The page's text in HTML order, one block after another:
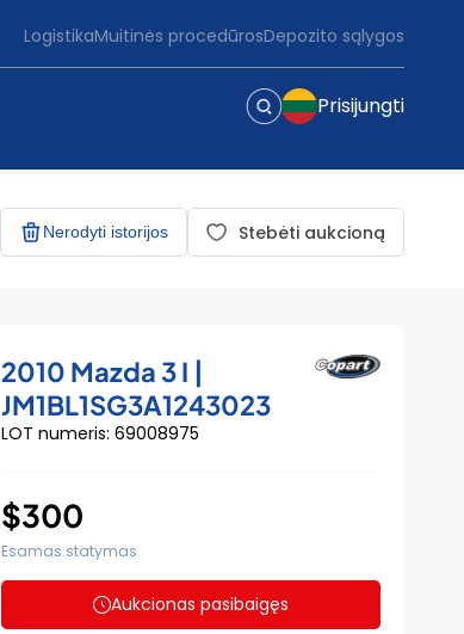
LogistikaMuitinės procedūrosDepozito sąlygos
Prisijungti
Nerodyti istorijos Stebėti aukcioną
2010 Mazda 3 I |
JM1BL1SG3A1243023
LOT numeris: 69008975
$300
Esamas statymas
Aukcionas pasibaigęs